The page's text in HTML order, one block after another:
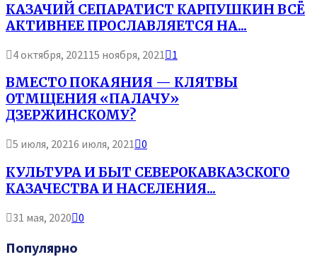
КАЗАЧИЙ СЕПАРАТИСТ КАРПУШКИН ВСЁ
АКТИВНЕЕ ПРОСЛАВЛЯЕТСЯ НА...
4 октября, 2021 15 ноября, 2021 1
ВМЕСТО ПОКАЯНИЯ — КЛЯТВЫ
ОТМЩЕНИЯ «ПАЛАЧУ»
ДЗЕРЖИНСКОМУ?
5 июля, 20216 июля, 2021 0
КУЛЬТУРА И БЫТ СЕВЕРОКАВКАЗСКОГО
КАЗАЧЕСТВА И НАСЕЛЕНИЯ...
31 мая, 2020 0
Популярно